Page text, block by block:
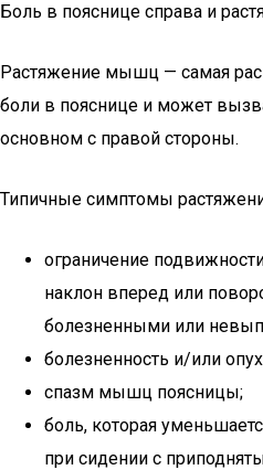
Боль в пояснице справа и
Растяжение мышц — самая
боли в пояснице и может
основном с правой стороны.
Типичные симптомы
ограничение
наклон вперед или
болезненными или
болезненность и/или
спазм мышц поясницы;
боль, которая
при сидении с